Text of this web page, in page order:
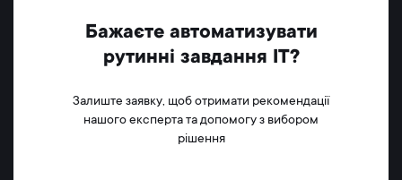
Бажаєте автоматизувати
рутинні завдання IT?
Залиште заявку, щоб отримати рекомендації
нашого експерта та допомогу з вибором
рішення